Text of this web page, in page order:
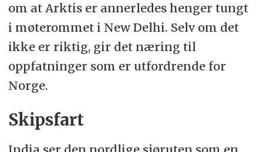
om at Arktis er annerledes henger tungt
i møterommet i New Delhi. Selv om det
ikke er riktig, gir det næring til
oppfatninger som er utfordrende for
Norge.
Skipsfart